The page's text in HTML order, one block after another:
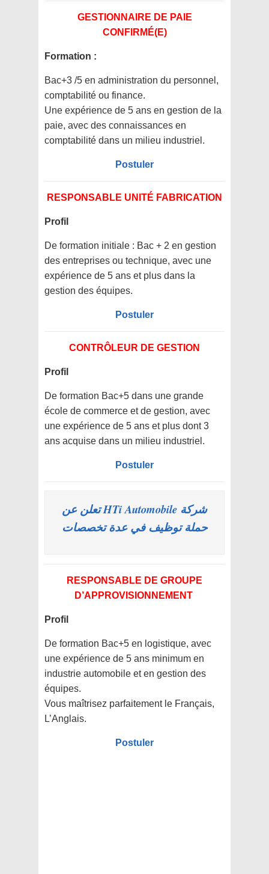
GESTIONNAIRE DE PAIE
CONFIRMÉ(E)
Formation :
Bac+3 /5 en administration du personnel,
comptabilité ou finance.
Une expérience de 5 ans en gestion de la
paie, avec des connaissances en
comptabilité dans un milieu industriel.
Postuler
RESPONSABLE UNITÉ FABRICATION
Profil
De formation initiale : Bac + 2 en gestion
des entreprises ou technique, avec une
expérience de 5 ans et plus dans la
gestion des équipes.
Postuler
CONTRÔLEUR DE GESTION
Profil
De formation Bac+5 dans une grande
école de commerce et de gestion, avec
une expérience de 5 ans et plus dont 3
ans acquise dans un milieu industriel.
Postuler
شركة HTi Automobile تعلن عن
حملة توظيف في عدة تخصصات
RESPONSABLE DE GROUPE
D’APPROVISIONNEMENT
Profil
De formation Bac+5 en logistique, avec
une expérience de 5 ans minimum en
industrie automobile et en gestion des
équipes.
Vous maîtrisez parfaitement le Français,
L’Anglais.
Postuler